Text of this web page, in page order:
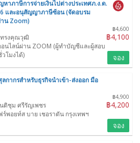
หาภาษีการจ่ายเงินไปต่างประเทศภ.ง.ด.
และอนุสัญญาภาษีซ้อน (จัดอบรม
น Zoom)
฿4,600
฿4,100
รงคุณวุฒิ
นไลน์ผ่าน ZOOM (ผู้ทำบัญชีและผู้สอบ
โมงได้)
จอง
กากรสำหรับธุรกิจนำเข้า-ส่งออก มือ
฿4,900
฿4,200
ติชุม ศรีรัญเพชร
ร์พอยท์ส บาย เชอราตัน กรุงเทพฯ
จอง